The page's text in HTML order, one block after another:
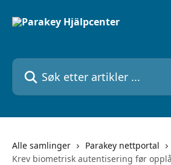
Søk etter artikler ...
Alle samlinger Parakey nettportal
Krev biometrisk autentisering før